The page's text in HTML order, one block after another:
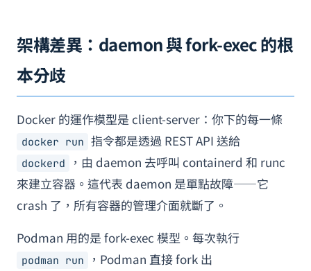
架構差異：daemon 與 fork-exec 的根
本分歧
Docker 的運作模型是 client-server：你下的每一條
docker run 指令都是透過 REST API 送給
dockerd
，由 daemon 去呼叫 containerd 和 runc
來建立容器。這代表 daemon 是單點故障——它
crash 了，所有容器的管理介面就斷了。
Podman 用的是 fork-exec 模型。每次執行
podman run
，Podman 直接 fork 出